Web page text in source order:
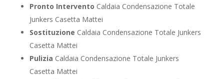
Pronto Intervento Caldaia Condensazione Totale
Junkers Casetta Mattei
Sostituzione Caldaia Condensazione Totale Junkers
Casetta Mattei
Pulizia Caldaia Condensazione Totale Junkers
Casetta Mattei